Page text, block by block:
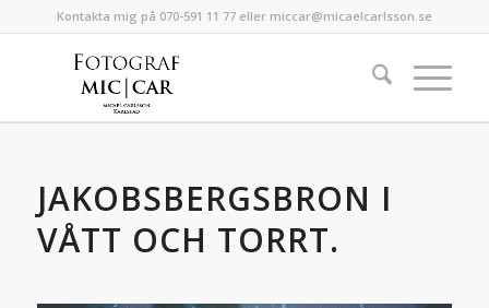
Kontakta mig på 070-591 11 77 eller miccar@micaelcarlsson.se
JAKOBSBERGSBRON I
VÅTT OCH TORRT.